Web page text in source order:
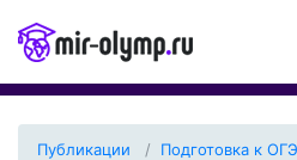
Публикации Подготовка к ОГЭ